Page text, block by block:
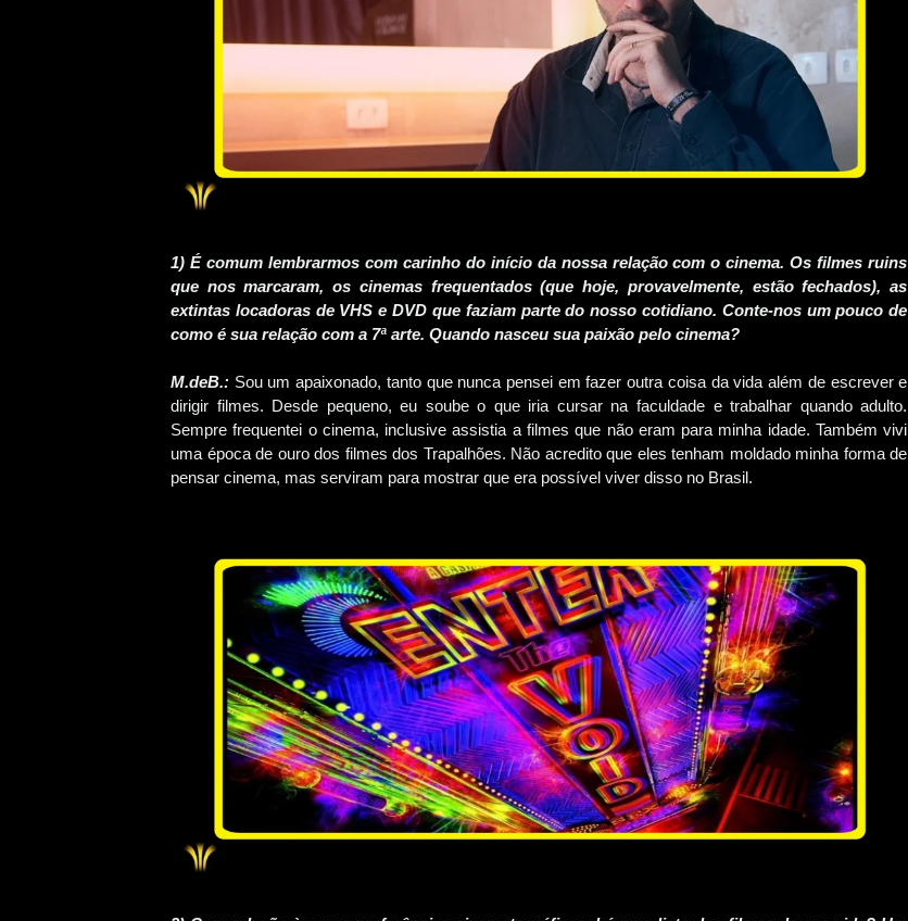
1) É comum lembrarmos com carinho do início da nossa relação com o cinema. Os filmes ruins
que nos marcaram, os cinemas frequentados (que hoje, provavelmente, estão fechados), as
extintas locadoras de VHS e DVD que faziam parte do nosso cotidiano. Conte-nos um pouco de
como é sua relação com a 7ª arte. Quando nasceu sua paixão pelo cinema?
M.deB.: Sou um apaixonado, tanto que nunca pensei em fazer outra coisa da vida além de escrever e
dirigir filmes. Desde pequeno, eu soube o que iria cursar na faculdade e trabalhar quando adulto.
Sempre frequentei o cinema, inclusive assistia a filmes que não eram para minha idade. Também vivi
uma época de ouro dos filmes dos Trapalhões. Não acredito que eles tenham moldado minha forma de
pensar cinema, mas serviram para mostrar que era possível viver disso no Brasil.